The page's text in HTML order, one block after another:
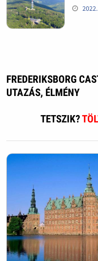
FREDERIKSBORG
UTAZÁS, ÉLMÉNY
TETSZIK?